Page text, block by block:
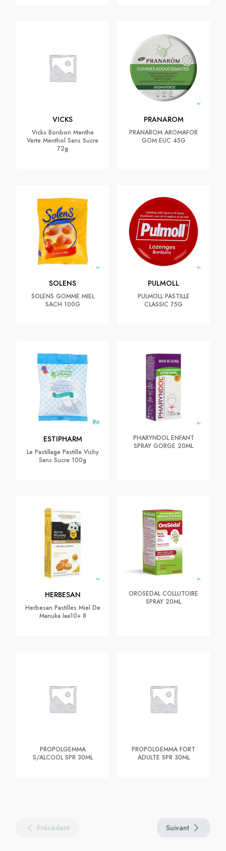
VICKS
Vicks Bonbon Menthe
Verte Menthol Sans Sucre
72g
PRANAROM
PRANAROM AROMAFOR
GOM EUC 45G
SOLENS
SOLENS GOMME MIEL
SACH 100G
PULMOLL
PULMOLL PASTILLE
CLASSIC 75G
ESTIPHARM
Le Pastillage Pastille Vichy
Sans Sucre 100g
PHARYNDOL ENFANT
SPRAY GORGE 20ML
HERBESAN
Herbesan Pastilles Miel De
Manuka Iaa10+ 8
OROSEDAL COLLUTOIRE
SPRAY 20ML
PROPOLGEMMA
S/ALCOOL SPR 30ML
PROPOLGEMMA FORT
ADULTE SPR 30ML
Précédent Suivant